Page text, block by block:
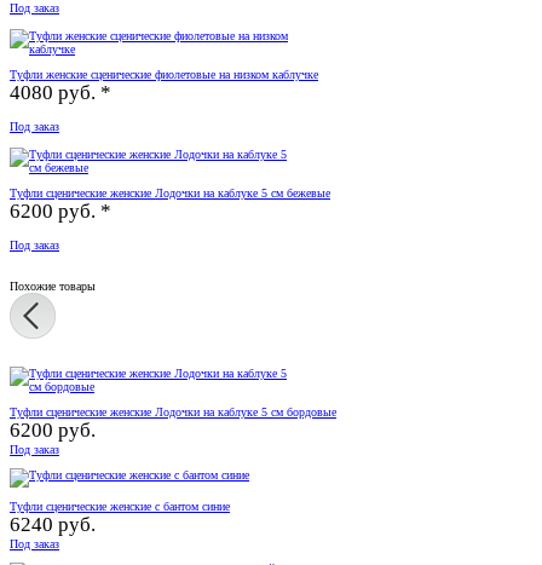
Под заказ
Туфли женские сценические фиолетовые на низком каблучке
4080 руб. *
Под заказ
Туфли сценические женские Лодочки на каблуке 5 см бежевые
6200 руб. *
Под заказ
Похожие товары
Туфли сценические женские Лодочки на каблуке 5 см бордовые
6200 руб.
Под заказ
Туфли сценические женские с бантом синие
6240 руб.
Под заказ